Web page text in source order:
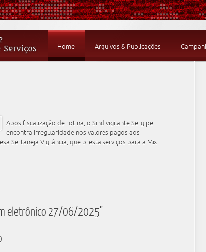
Home Arquivos & Publicações
Apos fiscalização de rotina, o Sindivigilante Sergipe
encontra irregularidade nos valores pagos aos
Sertaneja Vigilância, que presta serviços para a Mix
eletrônico 27/06/2025"